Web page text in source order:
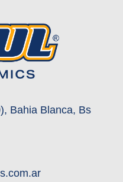
Bahia Blanca, Bs